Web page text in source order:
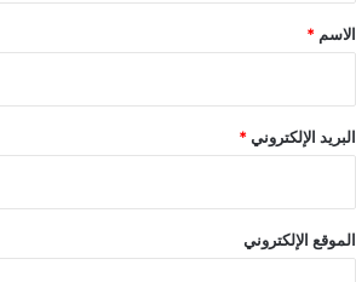
*
الاسم *
البريد الإلكتروني*
الموقع الإلكتروني